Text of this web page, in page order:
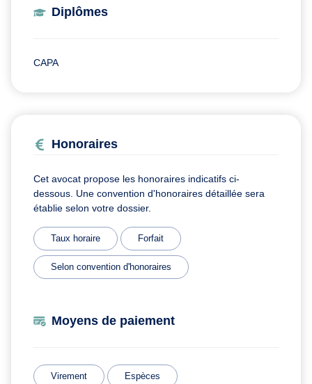
Diplômes
CAPA
Honoraires
Cet avocat propose les honoraires indicatifs ci-
dessous. Une convention d'honoraires détaillée sera
établie selon votre dossier.
Taux horaire Forfait
Selon convention d'honoraires
Moyens de paiement
Virement Espèces